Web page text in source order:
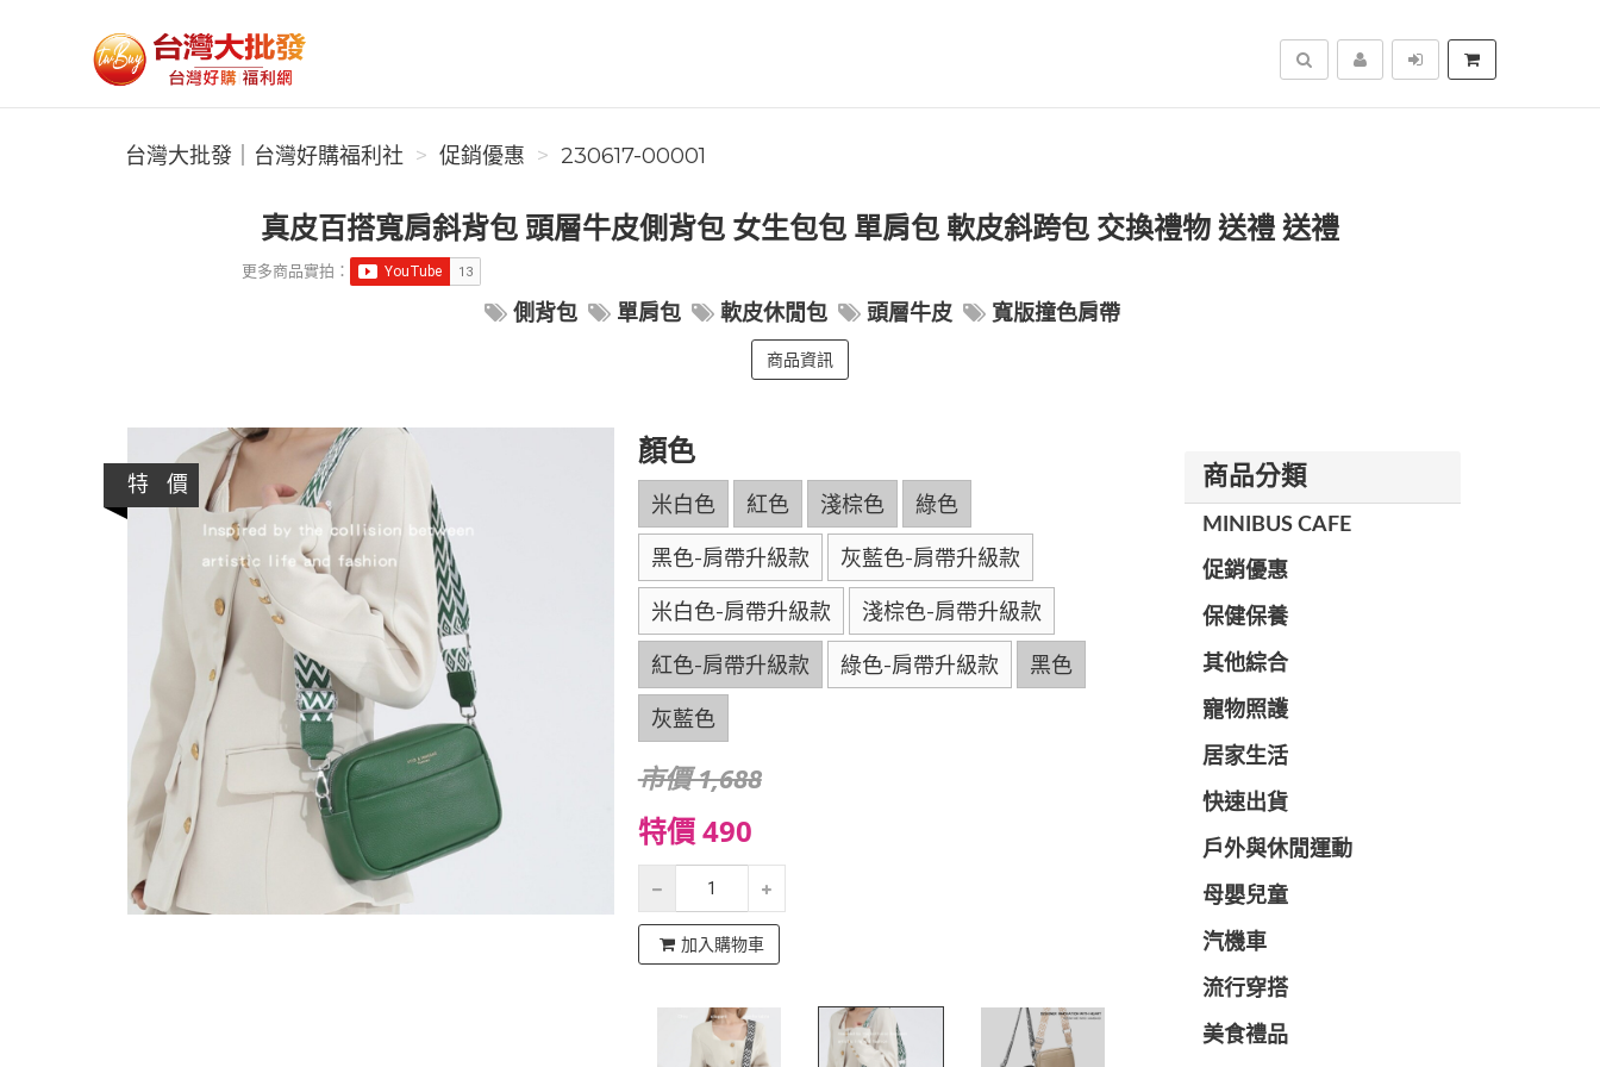
台灣大批發｜台灣好購福利社
搜尋
台灣大批發｜台灣好購福利社 促銷優惠 230617-00001
真皮百搭寬肩斜背包 頭層牛皮側背包 女生包包 單肩包 軟皮斜跨包 交換禮物 送禮 送禮
更多商品實拍：
側背包 單肩包 軟皮休閒包 頭層牛皮 寬版撞色肩帶
商品資訊
特 價
顏色
米白色 紅色 淺棕色 綠色
黑色-肩帶升級款 灰藍色-肩帶升級款
米白色-肩帶升級款 淺棕色-肩帶升級款
紅色-肩帶升級款 綠色-肩帶升級款 黑色
灰藍色
市價 1,688
特價 490
加入購物車
商品分類
MINIBUS CAFE
促銷優惠
保健保養
其他綜合
寵物照護
居家生活
快速出貨
戶外與休閒運動
母嬰兒童
汽機車
流行穿搭
美食禮品